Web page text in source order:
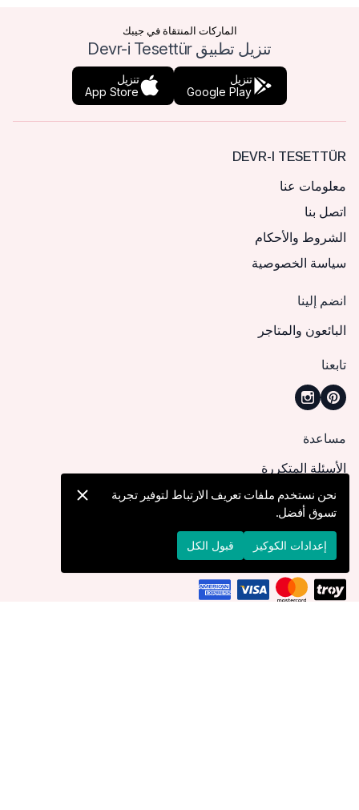
الماركات المنتقاة في جيبك
تنزيل تطبيق Devr-i Tesettür
تنزيل
Google Play
تنزيل
App Store
DEVR-I TESETTÜR
معلومات عنا
اتصل بنا
الشروط والأحكام
سياسة الخصوصية
انضم إلينا
البائعون والمتاجر
تابعنا
مساعدة
الأسئلة المتكررة
كيف يمكنني تقديم طلب؟
الشحن والتوصيل
الإرجاع والإلغاء
نحن نستخدم ملفات تعريف الارتباط لتوفير تجربة
تسوق أفضل.
إعدادات الكوكيز قبول الكل